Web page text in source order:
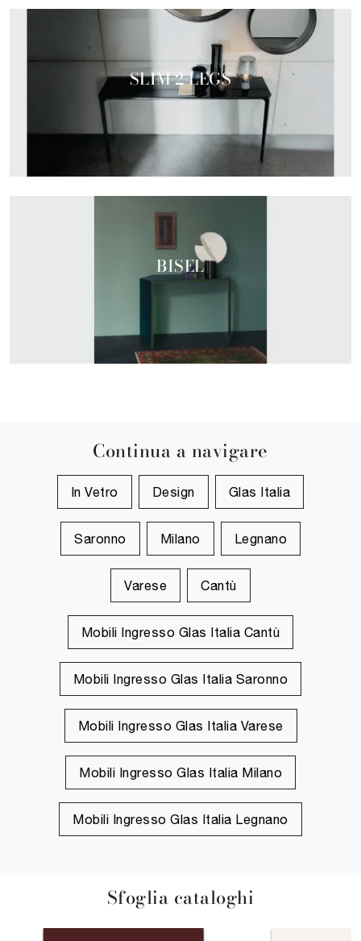
SLIM 2 LEGS
BISEL
Continua a navigare
In Vetro Design Glas Italia
Saronno Milano Legnano
Varese Cantù
Mobili Ingresso Glas Italia Cantù
Mobili Ingresso Glas Italia Saronno
Mobili Ingresso Glas Italia Varese
Mobili Ingresso Glas Italia Milano
Mobili Ingresso Glas Italia Legnano
Sfoglia cataloghi